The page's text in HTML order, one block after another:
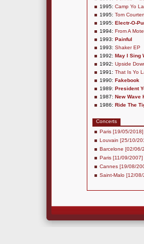
1995: Camp Yo
1995: Tom
1995: Electr-O-
1994: From A
1993: Painful
1993: Shaker EP
1992: May I Sing
1992: Upside
1991: That Is Yo
1990: Fakebook
1989: President
1987: New Wave
1986: Ride The
Concerts
Paris [19/05/2018]
Louvain [25/10/
Barcelone [02/06/
Paris [11/09/2007]
Cannes [19/08/
Saint-Malo [12/08/